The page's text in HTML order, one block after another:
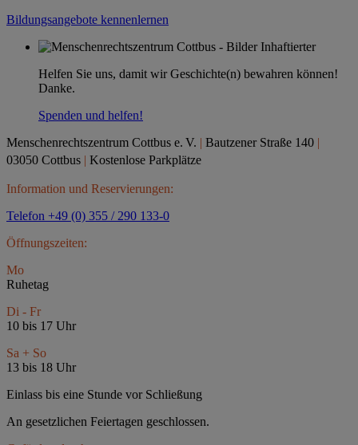
Bildungsangebote kennenlernen
Helfen Sie uns, damit wir Geschichte(n) bewahren können!
Danke.
Spenden und helfen!
Menschenrechtszentrum Cottbus e. V. | Bautzener Straße 140 |
03050 Cottbus | Kostenlose Parkplätze
Information und Reservierungen:
Telefon +49 (0) 355 / 290 133-0
Öffnungszeiten:
Mo
Ruhetag
Di - Fr
10 bis 17 Uhr
Sa + So
13 bis 18 Uhr
Einlass bis eine Stunde vor Schließung
An gesetzlichen Feiertagen geschlossen.